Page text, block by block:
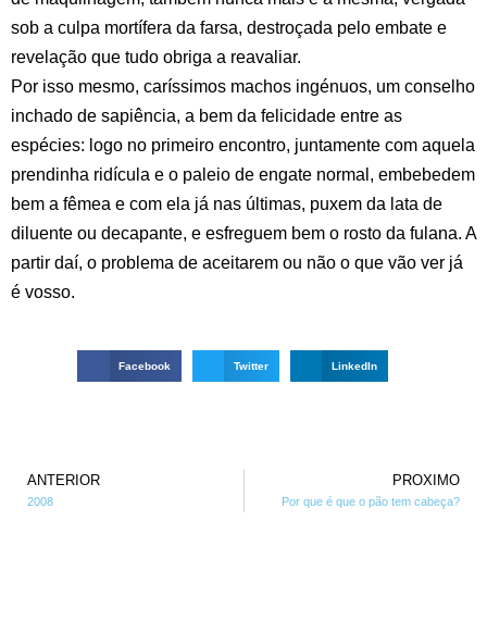
sob a culpa mortífera da farsa, destroçada pelo embate e
revelação que tudo obriga a reavaliar.
Por isso mesmo, caríssimos machos ingénuos, um conselho
inchado de sapiência, a bem da felicidade entre as
espécies: logo no primeiro encontro, juntamente com aquela
prendinha ridícula e o paleio de engate normal, embebedem
bem a fêmea e com ela já nas últimas, puxem da lata de
diluente ou decapante, e esfreguem bem o rosto da fulana. A
partir daí, o problema de aceitarem ou não o que vão ver já
é vosso.
Facebook Twitter LinkedIn
ANTERIOR
2008
PROXIMO
Por que é que o pão tem cabeça?